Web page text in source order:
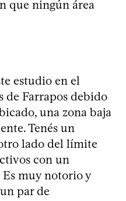
que ningún área
estudio en el
de Farrapos debido
una zona baja
Tenés un
lado del límite
con un
muy notorio y
par de